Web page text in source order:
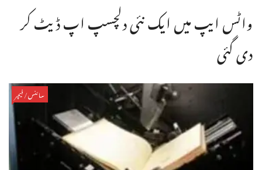
واٹس ایپ میں ایک نئی دلچسپ اپ ڈیٹ کر
دی گئی
سائنس/فیچر